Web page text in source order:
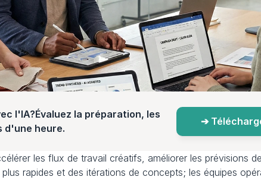
l'IA?Évaluez la préparation, les
d'une heure.
➔
les flux de travail créatifs, améliorer les prévisions
rapides et des itérations de concepts; les équipes